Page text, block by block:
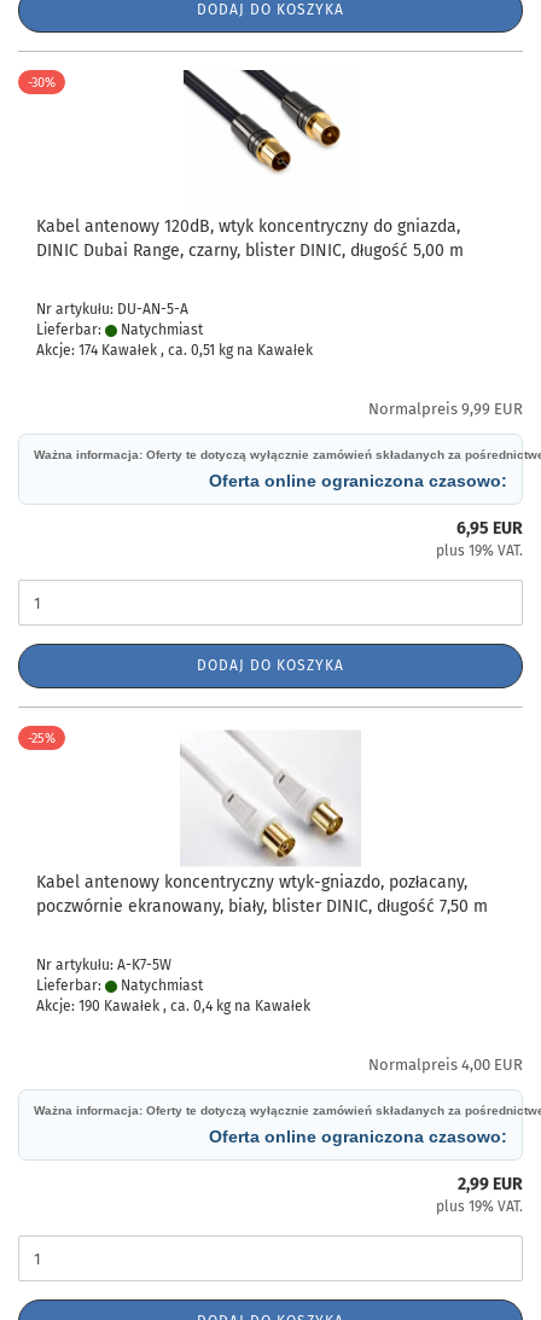
DODAJ DO KOSZYKA
-30%
Kabel antenowy 120dB, wtyk koncentryczny do gniazda,
DINIC Dubai Range, czarny, blister DINIC, długość 5,00 m
Nr artykułu: DU-AN-5-A
Lieferbar:
Natychmiast
Akcje: 174 Kawałek , ca. 0,51 kg na Kawałek
Normalpreis 9,99 EUR
Ważna informacja: Oferty te dotyczą wyłącznie zamówień składanych za
Oferta online ograniczona czasowo:
6,95 EUR
plus 19% VAT.
DODAJ DO KOSZYKA
-25%
Kabel antenowy koncentryczny wtyk-gniazdo, pozłacany,
poczwórnie ekranowany, biały, blister DINIC, długość 7,50 m
Nr artykułu: A-K7-5W
Lieferbar:
Natychmiast
Akcje: 190 Kawałek , ca. 0,4 kg na Kawałek
Normalpreis 4,00 EUR
Ważna informacja: Oferty te dotyczą wyłącznie zamówień składanych za
Oferta online ograniczona czasowo:
2,99 EUR
plus 19% VAT.